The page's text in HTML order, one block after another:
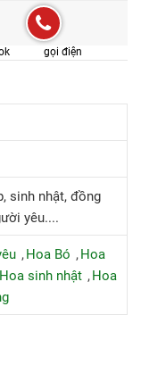
gọi điện
sinh nhật, đồng
yêu....
Hoa Bó
Hoa
Hoa sinh nhật
Hoa